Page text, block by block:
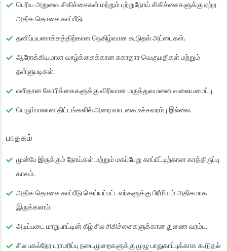
பெரிய அறுவை சிகிச்சைகள் மற்றும் புற்றுநோய் சிகிச்சைகளுக்கு ஏற்ற
அதிக தொகை காப்பீடு.
தனிப்பயனாக்கத்திற்கான நெகிழ்வான கூடுதல் அட்டைகள்.
ஆரோக்கியமான வாழ்க்கைக்கான சுகாதார வெகுமதிகள் மற்றும்
தள்ளுபடிகள்.
எளிதான கோரிக்கைகளுக்கு விரிவான மருத்துவமனை வலையமைப்பு.
பெரும்பாலான திட்டங்களில் அறை வாடகை உச்சவரம்பு இல்லை.
பாதகம்
முன்பே இருக்கும் நோய்கள் மற்றும் மகப்பேறு காப்பீட்டிற்கான காத்திருப்பு
காலம்.
அதிக தொகை காப்பீடு செய்யப்பட்டவர்களுக்கு பிரீமியம் அதிகமாக
இருக்கலாம்.
அடிப்படை மாறுபாட்டின் கீழ் சில சிகிச்சைகளுக்கான துணை வரம்பு.
சில பகல்நேர பராமரிப்பு நடைமுறைகளுக்கு முழு பாதுகாப்புக்காக கூடுதல்